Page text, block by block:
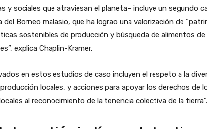
y sociales que atraviesan el planeta– incluye un segundo
Borneo malasio, que ha lograo una valorización de
sostenibles de producción y búsqueda de alimentos
explica Chaplin-Kramer.
en estos estudios de caso incluyen el respeto a la
locales, y acciones para apoyar los derechos de
al reconocimiento de la tenencia colectiva de la tierra”.